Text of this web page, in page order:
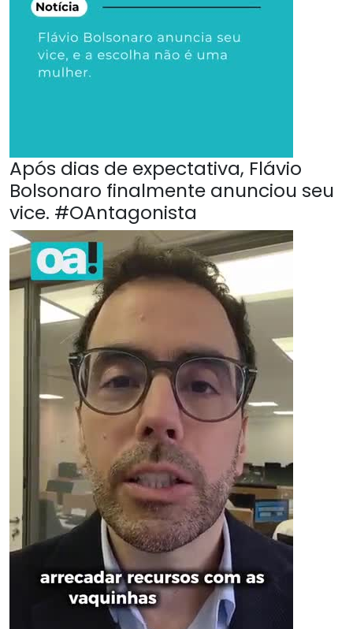
Após dias de expectativa, Flávio
Bolsonaro finalmente anunciou seu
vice. #OAntagonista